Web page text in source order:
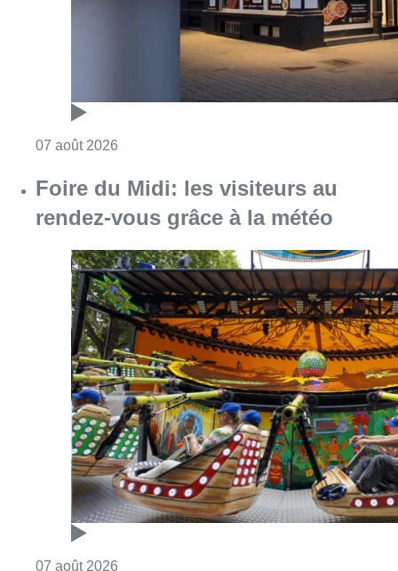
07 août 2026
Foire du Midi: les visiteurs au
rendez-vous grâce à la météo
07 août 2026